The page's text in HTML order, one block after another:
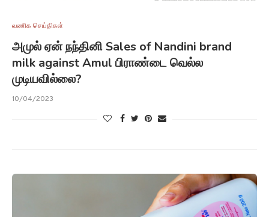
வணிக செய்திகள்
அமுல் ஏன் நந்தினி Sales of Nandini brand
milk against Amul பிராண்டை வெல்ல
முடியவில்லை?
10/04/2023